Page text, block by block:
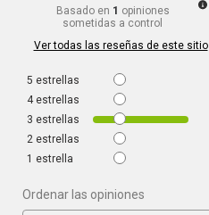
Basado en 1 opiniones
sometidas a control
Ver todas las reseñas de este sitio
5 estrellas
4 estrellas
3 estrellas
2 estrellas
1 estrella
Ordenar las opiniones